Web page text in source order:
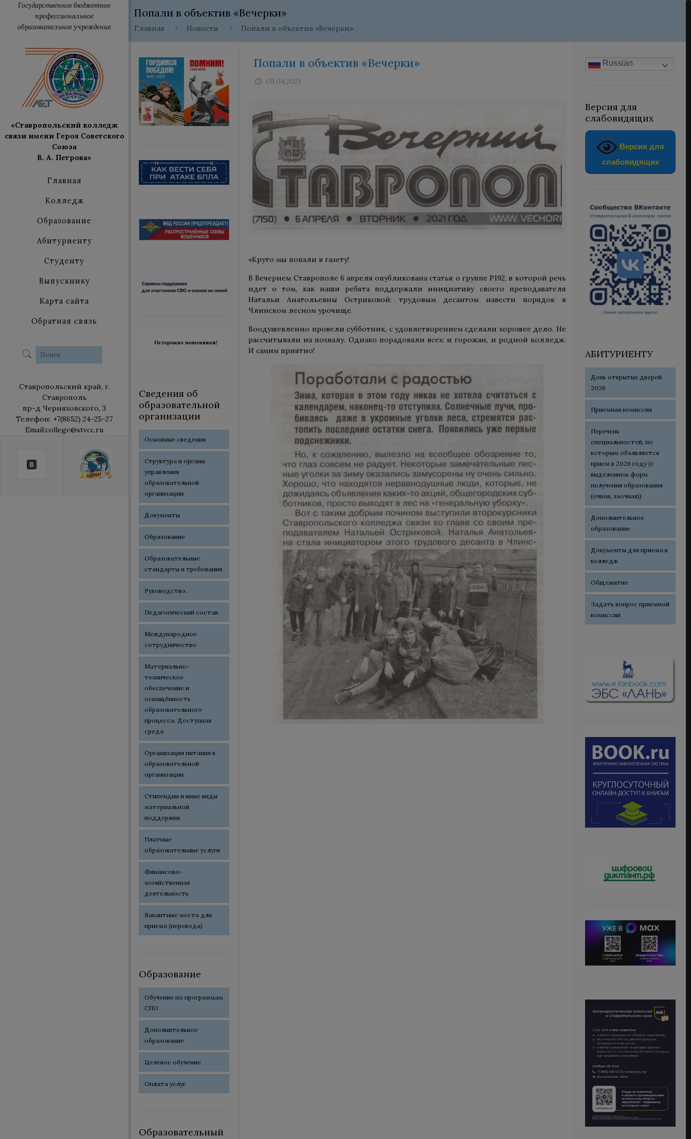
Государственное бюджетное
профессиональное
образовательное учреждение
«Ставропольский колледж
связи имени Героя Советского
Союза
В. А. Петрова»
Главная
Колледж
Образование
Абитуриенту
Студенту
Выпускнику
Карта сайта
Обратная связь
Ставропольский край, г.
Ставрополь
пр-д Черняховского, 3
Телефон: +7(8652) 24-25-27
Email:college@stvcc.ru
Попали в объектив «Вечерки»
Главная Новости Попали в объектив «Вечерки»
Попали в объектив «Вечерки»
09.04.2021
«Круто мы попали в газету!
В Вечернем Ставрополе 6 апреля опубликована статья о группе Р192, в которой речь
идет о том, как наши ребята поддержали инициативу своего преподавателя
Натальи Анатольевны Остриковой: трудовым десантом навести порядок в
Члинском лесном урочище.
Воодушевленно провели субботник, с удовлетворением сделали хорошее дело. Не
рассчитывали на похвалу. Однако порадовали всех: и горожан, и родной колледж.
И самим приятно!
Сведения об
образовательной
организации
Основные сведения
Структура и органы
управления
образовательной
организации
Документы
Образование
Образовательные
стандарты и требования
Руководство.
Педагогический состав.
Международное
сотрудничество
Материально-
техническое
обеспечение и
оснащённость
образовательного
процесса. Доступная
среда
Организация питания в
образовательной
организации
Стипендии и иные виды
материальной
поддержки
Платные
образовательные услуги
Финансово-
хозяйственная
деятельность
Вакантные места для
приема (перевода)
Образование
Обучение по программам
СПО
Дополнительное
образование
Целевое обучение
Оплата услуг
Образовательный
Russian
Версия для
слабовидящих
Версия для
слабовидящих
АБИТУРИЕНТУ
День открытых дверей
2026
Приемная комиссия
Перечень
специальностей, по
которым объявляется
прием в 2026 году (с
выделением форм
получения образования
(очная, заочная))
Дополнительное
образование
Документы для приема в
колледж
Общежитие
Задать вопрос приемной
комиссии